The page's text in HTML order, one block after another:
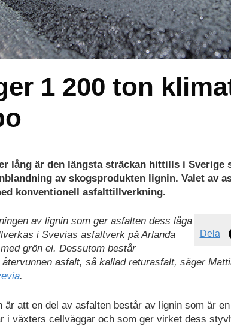
1 200 ton
lång är den längsta sträckan hittills i Sverige
av skogsprodukten lignin. Valet av
konventionell asfalttillverkning.
Dela
av lignin som ger asfalten dess låga
i Svevias asfaltverk på Arlanda
grön el. Dessutom består
asfalt, så kallad returasfalt, säger
.
är att en del av asfalten består av lignin som är
i växters cellväggar och som ger virket dess